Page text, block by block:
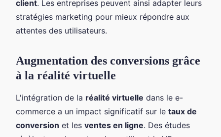
client. Les entreprises peuvent ainsi adapter leurs
stratégies marketing pour mieux répondre aux
attentes des utilisateurs.
Augmentation des conversions grâce
à la réalité virtuelle
L'intégration de la réalité virtuelle dans le e-
commerce a un impact significatif sur le taux de
conversion et les ventes en ligne. Des études